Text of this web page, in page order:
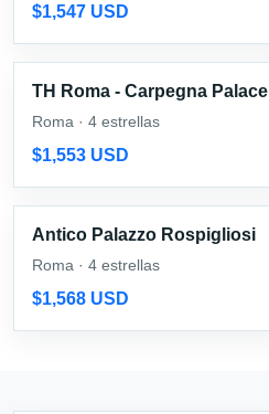
$1,547 USD
TH Roma - Carpegna Palace
Roma · 4 estrellas
$1,553 USD
Antico Palazzo Rospigliosi
Roma · 4 estrellas
$1,568 USD